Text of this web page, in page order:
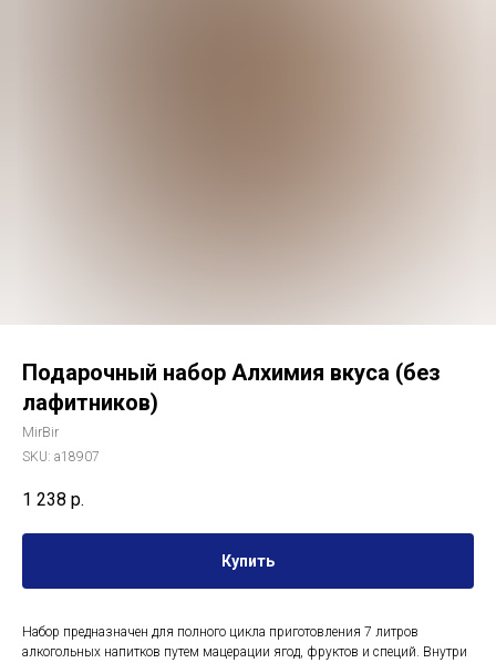
Подарочный набор Алхимия вкуса (без
лафитников)
MirBir
SKU: a18907
1 238 р.
Купить
Набор предназначен для полного цикла приготовления 7 литров
алкогольных напитков путем мацерации ягод, фруктов и специй. Внутри